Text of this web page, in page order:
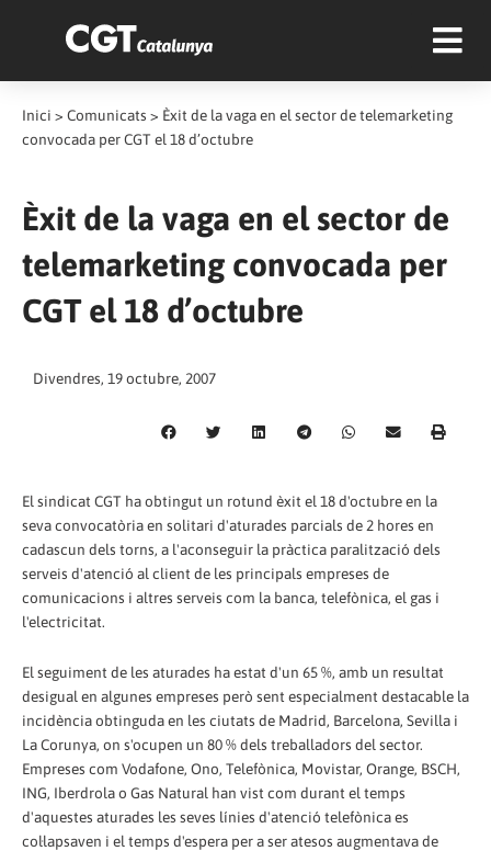
Inici > Comunicats > Èxit de la vaga en el sector de telemarketing
convocada per CGT el 18 d’octubre
Èxit de la vaga en el sector de
telemarketing convocada per
CGT el 18 d’octubre
Divendres, 19 octubre, 2007
El sindicat CGT ha obtingut un rotund èxit el 18 d'octubre en la
seva convocatòria en solitari d'aturades parcials de 2 hores en
cadascun dels torns, a l'aconseguir la pràctica paralització dels
serveis d'atenció al client de les principals empreses de
comunicacions i altres serveis com la banca, telefònica, el gas i
l'electricitat.
El seguiment de les aturades ha estat d'un 65 %, amb un resultat
desigual en algunes empreses però sent especialment destacable la
incidència obtinguda en les ciutats de Madrid, Barcelona, Sevilla i
La Corunya, on s'ocupen un 80 % dels treballadors del sector.
Empreses com Vodafone, Ono, Telefònica, Movistar, Orange, BSCH,
ING, Iberdrola o Gas Natural han vist com durant el temps
d'aquestes aturades les seves línies d'atenció telefònica es
col·lapsaven i el temps d'espera per a ser atesos augmentava de